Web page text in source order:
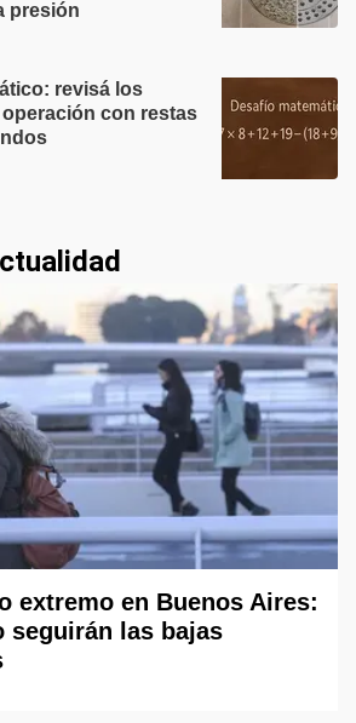
presión
revisá los
con restas
extremo en Buenos Aires:
seguirán las bajas